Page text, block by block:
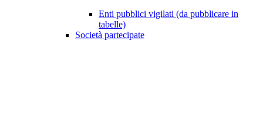
Enti pubblici vigilati (da pubblicare in
tabelle)
Società partecipate